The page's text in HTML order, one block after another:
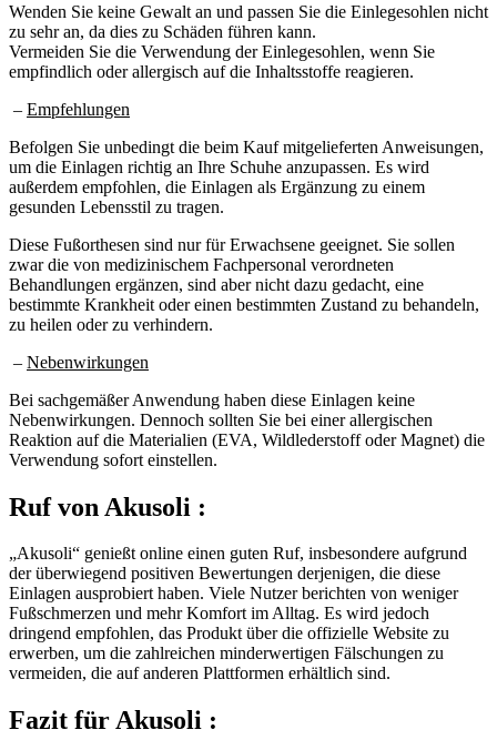
Wenden Sie keine Gewalt an und passen Sie die Einlegesohlen nicht
zu sehr an, da dies zu Schäden führen kann.
Vermeiden Sie die Verwendung der Einlegesohlen, wenn Sie
empfindlich oder allergisch auf die Inhaltsstoffe reagieren.
– Empfehlungen
Befolgen Sie unbedingt die beim Kauf mitgelieferten Anweisungen,
um die Einlagen richtig an Ihre Schuhe anzupassen. Es wird
außerdem empfohlen, die Einlagen als Ergänzung zu einem
gesunden Lebensstil zu tragen.
Diese Fußorthesen sind nur für Erwachsene geeignet. Sie sollen
zwar die von medizinischem Fachpersonal verordneten
Behandlungen ergänzen, sind aber nicht dazu gedacht, eine
bestimmte Krankheit oder einen bestimmten Zustand zu behandeln,
zu heilen oder zu verhindern.
– Nebenwirkungen
Bei sachgemäßer Anwendung haben diese Einlagen keine
Nebenwirkungen. Dennoch sollten Sie bei einer allergischen
Reaktion auf die Materialien (EVA, Wildlederstoff oder Magnet) die
Verwendung sofort einstellen.
Ruf von Akusoli :
„Akusoli“ genießt online einen guten Ruf, insbesondere aufgrund
der überwiegend positiven Bewertungen derjenigen, die diese
Einlagen ausprobiert haben. Viele Nutzer berichten von weniger
Fußschmerzen und mehr Komfort im Alltag. Es wird jedoch
dringend empfohlen, das Produkt über die offizielle Website zu
erwerben, um die zahlreichen minderwertigen Fälschungen zu
vermeiden, die auf anderen Plattformen erhältlich sind.
Fazit fürAkusoli :